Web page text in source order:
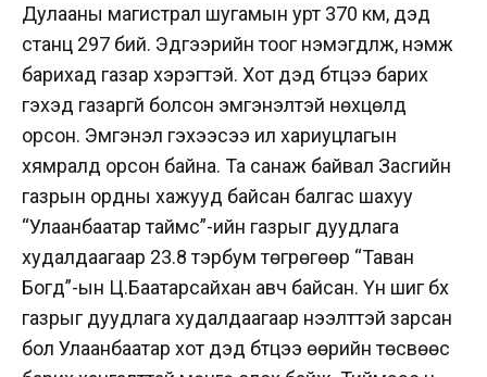
Дулааны магистрал шугамын урт 370 км, дэд
станц 297 бий. Эдгээрийн тоог нэмэгдүүлж, нэмж
барихад газар хэрэгтэй. Хот дэд бүтцээ барих
гэхэд газаргүй болсон эмгэнэлтэй нөхцөлд
орсон. Эмгэнэл гэхээсээ илүү хариуцлагын
хямралд орсон байна. Та санаж байвал Засгийн
газрын ордны хажууд байсан балгас шахуу
“Улаанбаатар таймс”-ийн газрыг дуудлага
худалдаагаар 23.8 тэрбум төгрөгөөр “Таван
Богд”-ын Ц.Баатарсайхан авч байсан. Үүн шиг бүх
газрыг дуудлага худалдаагаар нээлттэй зарсан
бол Улаанбаатар хот дэд бүтцээ өөрийн төсвөөс